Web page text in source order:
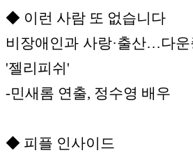
◆ 이런 사람 또 없습니다
비장애인과 사랑·출산…다
'젤리피쉬'
-민새롬 연출, 정수영 배우
◆ 피플 인사이드